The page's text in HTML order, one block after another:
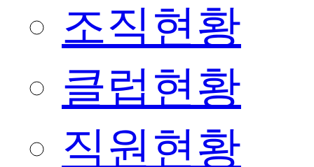
조직현황
클럽현황
직원현황